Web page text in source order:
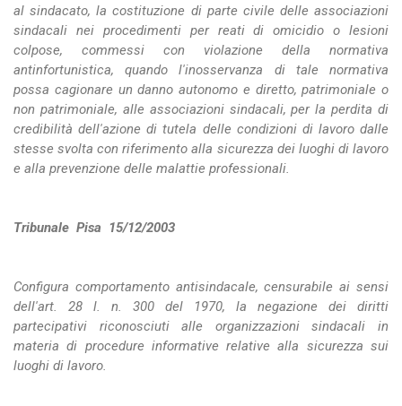
al sindacato, la costituzione di parte civile delle associazioni
sindacali nei procedimenti per reati di omicidio o lesioni
colpose, commessi con violazione della normativa
antinfortunistica, quando l'inosservanza di tale normativa
possa cagionare un danno autonomo e diretto, patrimoniale o
non patrimoniale, alle associazioni sindacali, per la perdita di
credibilità dell'azione di tutela delle condizioni di lavoro dalle
stesse svolta con riferimento alla sicurezza dei luoghi di lavoro
e alla prevenzione delle malattie professionali.
Tribunale Pisa 15/12/2003
Configura comportamento antisindacale, censurabile ai sensi
dell'art. 28 l. n. 300 del 1970, la negazione dei diritti
partecipativi riconosciuti alle organizzazioni sindacali in
materia di procedure informative relative alla sicurezza sui
luoghi di lavoro.